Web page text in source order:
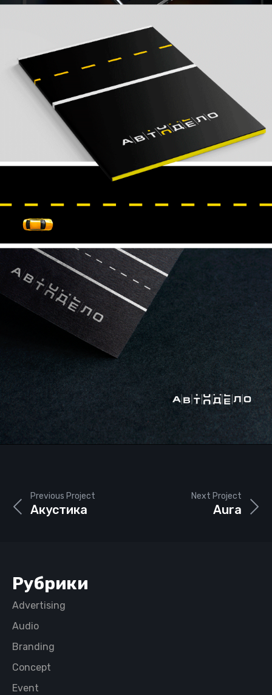
Next Project
Aura
Previous Project
Акустика
Рубрики
Advertising
Audio
Branding
Concept
Event